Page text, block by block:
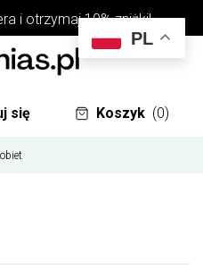
i otrzymaj 10% zniżki!
się Koszyk (0)
PL